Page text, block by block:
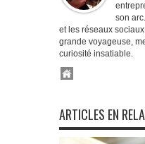
son
et les réseaux
grande voyageuse,
curiosité insatiable.
ARTICLES EN